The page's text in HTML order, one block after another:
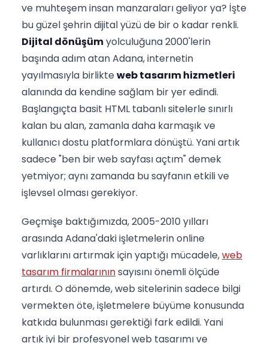
ve muhteşem insan manzaraları geliyor ya? İşte
bu güzel şehrin dijital yüzü de bir o kadar renkli.
Dijital dönüşümyolculuğuna 2000'lerin
başında adım atan Adana, internetin
yayılmasıyla birlikteweb tasarım hizmetleri
alanında da kendine sağlam bir yer edindi.
Başlangıçta basit HTML tabanlı sitelerle sınırlı
kalan bu alan, zamanla daha karmaşık ve
kullanıcı dostu platformlara dönüştü. Yani artık
sadece "ben bir web sayfası açtım" demek
yetmiyor; aynı zamanda bu sayfanın etkili ve
işlevsel olması gerekiyor.
Geçmişe baktığımızda, 2005-2010 yılları
arasında Adana'daki işletmelerin online
varlıklarını artırmak için yaptığı mücadele,web
tasarım firmalarınınsayısını önemli ölçüde
artırdı. O dönemde, web sitelerinin sadece bilgi
vermekten öte, işletmelere büyüme konusunda
katkıda bulunması gerektiği fark edildi. Yani
artık iyi bir profesyonel web tasarımı ve